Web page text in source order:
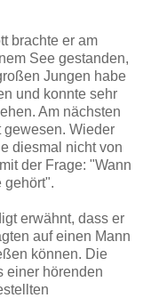
brachte er am
See gestanden,
Jungen habe
und konnte sehr
Am nächsten
gewesen. Wieder
diesmal nicht von
der Frage: "Wann
gehört".
erwähnt, dass er
auf einen Mann
können. Die
einer hörenden